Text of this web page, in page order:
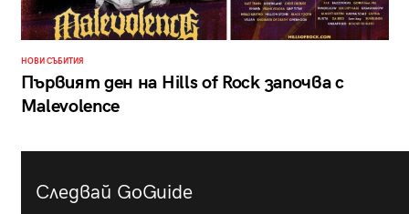
НОВИ СЪБИТИЯ
Първият ден на Hills of Rock започва с
Malevolence
Следвай GoGuide